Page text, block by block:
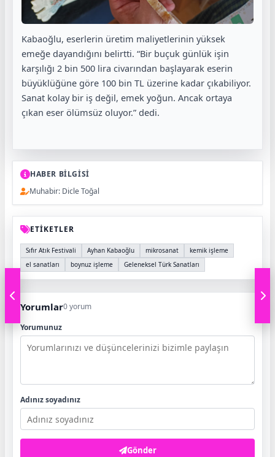
Kabaoğlu, eserlerin üretim maliyetlerinin yüksek
emeğe dayandığını belirtti. “Bir buçuk günlük işin
karşılığı 2 bin 500 lira civarından başlayarak eserin
büyüklüğüne göre 100 bin TL üzerine kadar çıkabiliyor.
Sanat kolay bir iş değil, emek yoğun. Ancak ortaya
çıkan eser ölümsüz oluyor.” dedi.
HABER BİLGİSİ
Muhabir: Dicle Toğal
ETİKETLER
Sıfır Atık Festivali Ayhan Kabaoğlu mikrosanat
kemik işleme
el sanatları
boynuz işleme Geleneksel Türk Sanatları
Yorumlar0 yorum
Yorumunuz
Adınız soyadınız
Gönder